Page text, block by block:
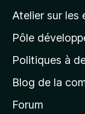
p
a
g
d
Atelier sur les
Pôle
Politiques à
Blog de la
Forum